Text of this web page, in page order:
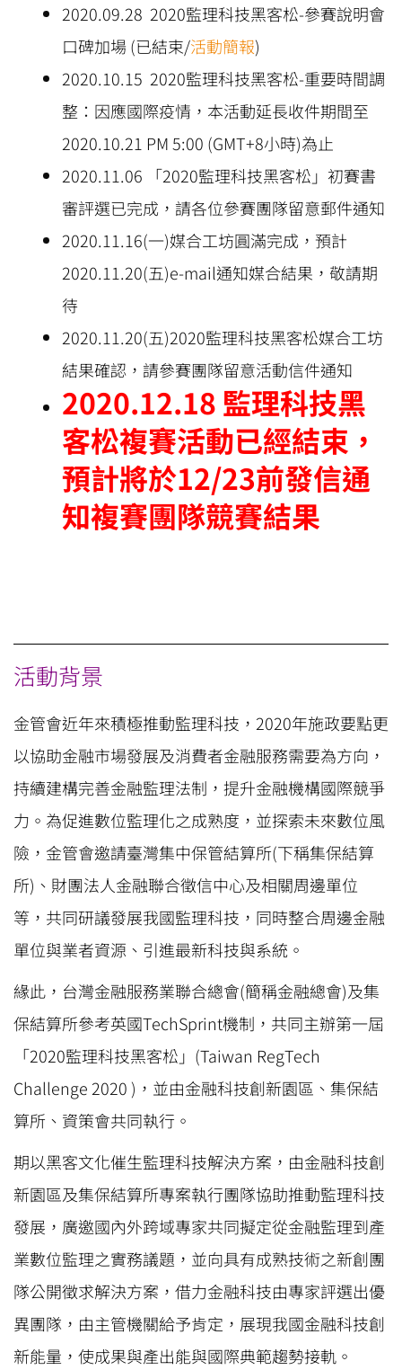
2020.09.28 2020監理科技黑客松-參賽說明會
口碑加場 (已結束/活動簡報)
2020.10.15 2020監理科技黑客松-重要時間調
整：因應國際疫情，本活動延長收件期間至
2020.10.21 PM 5:00 (GMT+8小時)為止
2020.11.06 「2020監理科技黑客松」初賽書
審評選已完成，請各位參賽團隊留意郵件通知
2020.11.16(一)媒合工坊圓滿完成，預計
2020.11.20(五)e-mail通知媒合結果，敬請期
待
2020.11.20(五)2020監理科技黑客松媒合工坊
結果確認，請參賽團隊留意活動信件通知
2020.12.18 監理科技黑
客松複賽活動已經結束，
預計將於12/23前發信通
知複賽團隊競賽結果
活動背景
金管會近年來積極推動監理科技，2020年施政要點更
以協助金融市場發展及消費者金融服務需要為方向，
持續建構完善金融監理法制，提升金融機構國際競爭
力。為促進數位監理化之成熟度，並探索未來數位風
險，金管會邀請臺灣集中保管結算所(下稱集保結算
所)、財團法人金融聯合徵信中心及相關周邊單位
等，共同研議發展我國監理科技，同時整合周邊金融
單位與業者資源、引進最新科技與系統。
緣此，台灣金融服務業聯合總會(簡稱金融總會)及集
保結算所參考英國TechSprint機制，共同主辦第一屆
「2020監理科技黑客松」(Taiwan RegTech
Challenge 2020 )，並由金融科技創新園區、集保結
算所、資策會共同執行。
期以黑客文化催生監理科技解決方案，由金融科技創
新園區及集保結算所專案執行團隊協助推動監理科技
發展，廣邀國內外跨域專家共同擬定從金融監理到產
業數位監理之實務議題，並向具有成熟技術之新創團
隊公開徵求解決方案，借力金融科技由專家評選出優
異團隊，由主管機關給予肯定，展現我國金融科技創
新能量，使成果與產出能與國際典範趨勢接軌。